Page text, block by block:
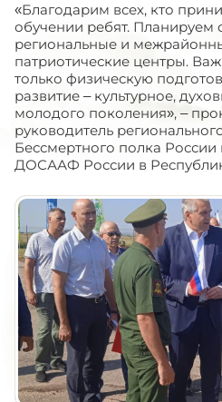
«Благодарим всех, кто
обучении ребят. Планируем
региональные и
патриотические центры.
только физическую
развитие – культурное,
молодого поколения», –
руководитель
Бессмертного полка
ДОСААФ России в